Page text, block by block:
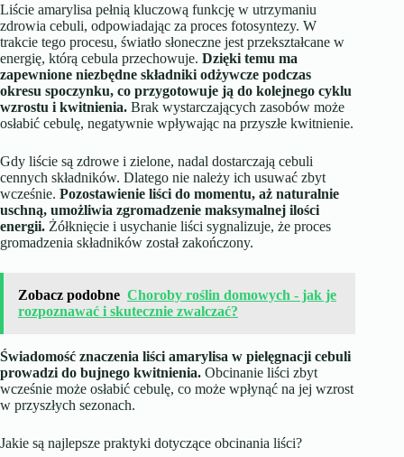
Liście amarylisa pełnią kluczową funkcję w utrzymaniu
zdrowia cebuli, odpowiadając za proces fotosyntezy. W
trakcie tego procesu, światło słoneczne jest przekształcane w
energię, którą cebula przechowuje. Dzięki temu ma
zapewnione niezbędne składniki odżywcze podczas
okresu spoczynku, co przygotowuje ją do kolejnego cyklu
wzrostu i kwitnienia. Brak wystarczających zasobów może
osłabić cebulę, negatywnie wpływając na przyszłe kwitnienie.
Gdy liście są zdrowe i zielone, nadal dostarczają cebuli
cennych składników. Dlatego nie należy ich usuwać zbyt
wcześnie. Pozostawienie liści do momentu, aż naturalnie
uschną, umożliwia zgromadzenie maksymalnej ilości
energii. Żółknięcie i usychanie liści sygnalizuje, że proces
gromadzenia składników został zakończony.
Zobacz podobne Choroby roślin domowych - jak je
rozpoznawać i skutecznie zwalczać?
Świadomość znaczenia liści amarylisa w pielęgnacji cebuli
prowadzi do bujnego kwitnienia. Obcinanie liści zbyt
wcześnie może osłabić cebulę, co może wpłynąć na jej wzrost
w przyszłych sezonach.
Jakie są najlepsze praktyki dotyczące obcinania liści?